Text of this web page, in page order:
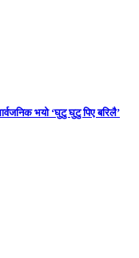
भयो ‘घुटु घुटु पिए बरिलै’